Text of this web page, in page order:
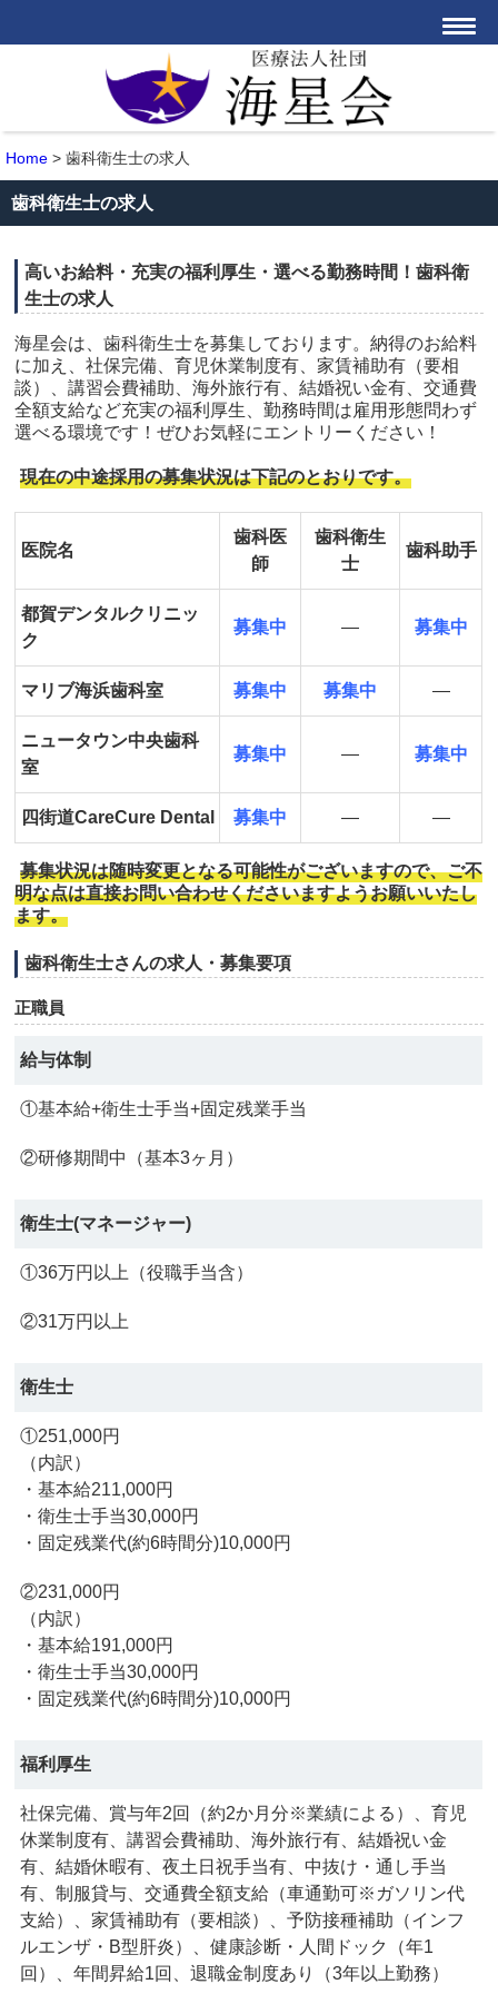
Home > 歯科衛生士の求人
歯科衛生士の求人
高いお給料・充実の福利厚生・選べる勤務時間！歯科衛
生士の求人
海星会は、歯科衛生士を募集しております。納得のお給料
に加え、社保完備、育児休業制度有、家賃補助有（要相
談）、講習会費補助、海外旅行有、結婚祝い金有、交通費
全額支給など充実の福利厚生、勤務時間は雇用形態問わず
選べる環境です！ぜひお気軽にエントリーください！
現在の中途採用の募集状況は下記のとおりです。
医院名
歯科医
師
歯科衛生
士
歯科助手
都賀デンタルクリニッ
ク
募集中 ― 募集中
マリブ海浜歯科室 募集中 募集中 ―
ニュータウン中央歯科
室
募集中 ― 募集中
四街道CareCure Dental 募集中 ― ―
募集状況は随時変更となる可能性がございますので、ご不
明な点は直接お問い合わせくださいますようお願いいたし
ます。
歯科衛生士さんの求人・募集要項
正職員
給与体制
①基本給+衛生士手当+固定残業手当
②研修期間中（基本3ヶ月）
衛生士(マネージャー)
①36万円以上（役職手当含）
②31万円以上
衛生士
①251,000円
（内訳）
・基本給211,000円
・衛生士手当30,000円
・固定残業代(約6時間分)10,000円
②231,000円
（内訳）
・基本給191,000円
・衛生士手当30,000円
・固定残業代(約6時間分)10,000円
福利厚生
社保完備、賞与年2回（約2か月分※業績による）、育児
休業制度有、講習会費補助、海外旅行有、結婚祝い金
有、結婚休暇有、夜土日祝手当有、中抜け・通し手当
有、制服貸与、交通費全額支給（車通勤可※ガソリン代
支給）、家賃補助有（要相談）、予防接種補助（インフ
ルエンザ・B型肝炎）、健康診断・人間ドック（年1
回）、年間昇給1回、退職金制度あり（3年以上勤務）